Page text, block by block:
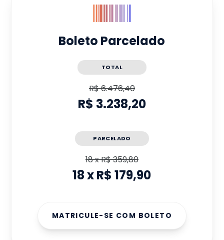
Boleto Parcelado
TOTAL
R$ 6.476,40
R$ 3.238,20
PARCELADO
18xR$ 359,80
18xR$ 179,90
MATRICULE-SE COM BOLETO